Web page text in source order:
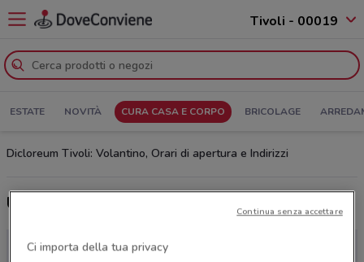
Tivoli - 00019
ESTATE NOVITÀ CURA CASA E CORPO BRICOLAGE
Dicloreum Tivoli: Volantino, Orari di apertura e Indirizzi
Ultime offerte del volantino Dicloreum
Ci importa della tua privacy
Continua senza accettare